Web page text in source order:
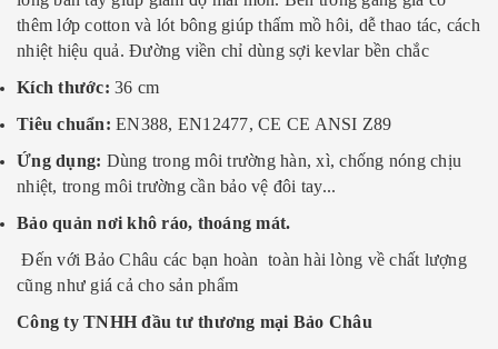
thêm lớp cotton và lót bông giúp thấm mồ hôi, dễ thao tác, cách
nhiệt hiệu quả. Đường viền chỉ dùng sợi kevlar bền chắc
Kích thước: 36 cm
Tiêu chuẩn: EN388, EN12477, CE CE ANSI Z89
Ứng dụng: Dùng trong môi trường hàn, xì, chống nóng chịu
nhiệt, trong môi trường cần bảo vệ đôi tay...
Bảo quản nơi khô ráo, thoáng mát.
Đến với Bảo Châu các bạn hoàn toàn hài lòng về chất lượng
cũng như giá cả cho sản phẩm
Công ty TNHH đầu tư thương mại Bảo Châu